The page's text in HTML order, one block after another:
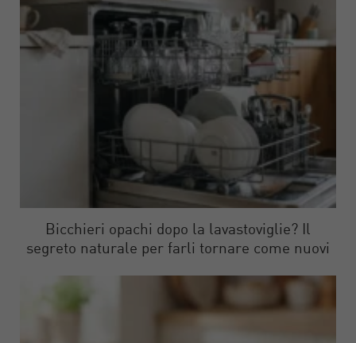
Bicchieri opachi dopo la lavastoviglie? Il
segreto naturale per farli tornare come nuovi